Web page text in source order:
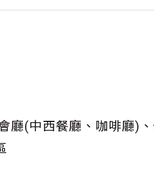
廳(中西餐廳、咖啡廳)